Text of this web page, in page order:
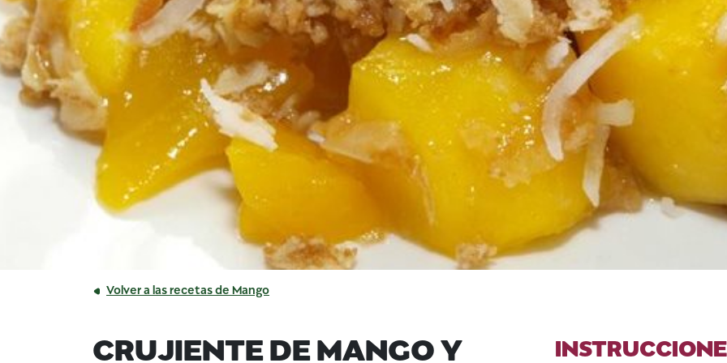
Volver a las recetas de Mango
CRUJIENTE DE MANGO Y